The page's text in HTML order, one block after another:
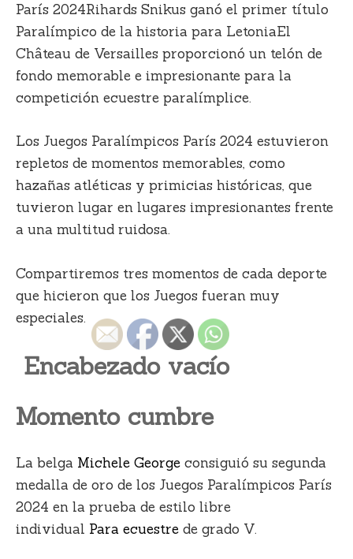
París 2024Rihards Snikus ganó el primer título
Paralímpico de la historia para LetoniaEl
Château de Versailles proporcionó un telón de
fondo memorable e impresionante para la
competición ecuestre paralímplice.
Los Juegos Paralímpicos París 2024 estuvieron
repletos de momentos memorables, como
hazañas atléticas y primicias históricas, que
tuvieron lugar en lugares impresionantes frente
a una multitud ruidosa.
Compartiremos tres momentos de cada deporte
que hicieron que los Juegos fueran muy
especiales.
Encabezado vacío
Momento cumbre
La belga Michele George consiguió su segunda
medalla de oro de los Juegos Paralímpicos París
2024 en la prueba de estilo libre
individual Para ecuestre de grado V.